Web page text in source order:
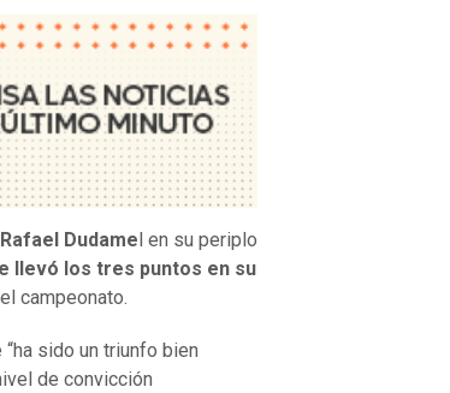
Rafael Dudame l en su periplo
llevó los tres puntos en su
campeonato.
sido un triunfo bien
de convicción